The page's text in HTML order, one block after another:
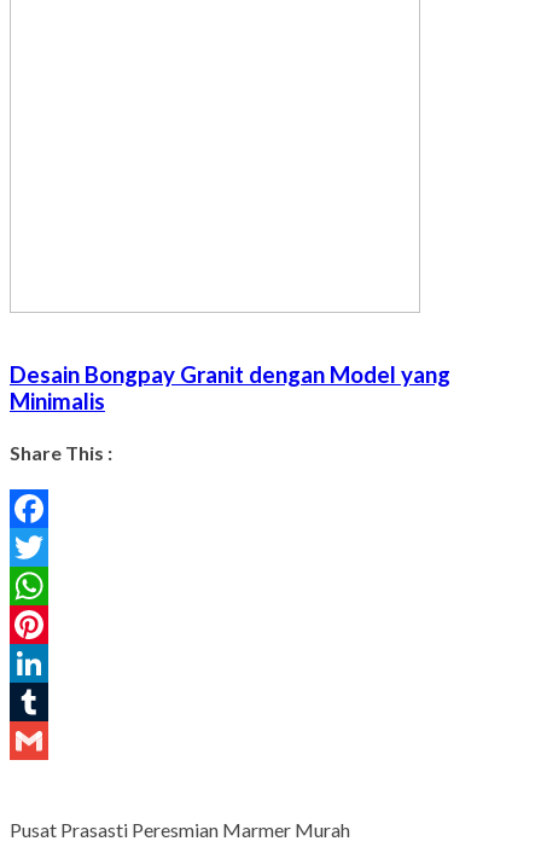
Desain Bongpay Granit dengan Model yang
Minimalis
Share This :
Facebook
Twitter
WhatsApp
Pinterest
LinkedIn
Tumblr
Pusat Prasasti Peresmian Marmer Murah